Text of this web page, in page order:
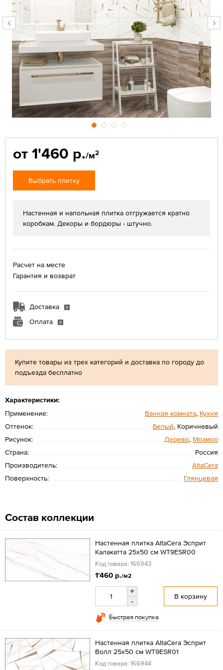
Купите товары из трех категорий и доставка по городу до
подъезда бесплатно
Характеристики:
Применение:
Ванная комната, Кухня
Оттенок:
Белый, Коричневый
Рисунок:
Дерево, Мрамор
Страна:
Россия
Производитель:
AltaCera
Поверхность:
Глянцевая
от 1'460 р./м2
Выбрать плитку
Настенная и напольная плитка отгружается кратно
коробкам. Декоры и бордюры - штучно.
Расчет на месте
Гарантия и возврат
Доставка
Оплата
Состав коллекции
Настенная плитка AltaCera Эсприт
Калакатта 25x50 см WT9ESR00
Код товара: 166943
1'460 р./м2
+
-
В корзину
Быстрая покупка
Настенная плитка AltaCera Эсприт
Волл 25x50 см WT9ESR01
Код товара: 166944